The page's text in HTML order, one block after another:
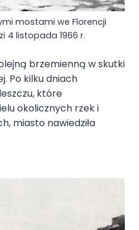
mostami we Florencji
4 listopada 1966 r.
brzemienną w skutki
Po kilku dniach
które
okolicznych rzek i
miasto nawiedziła